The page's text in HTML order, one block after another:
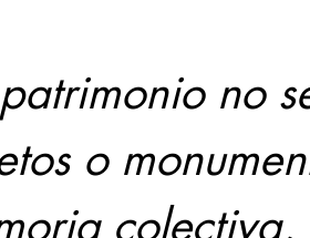
patrimonio no
o